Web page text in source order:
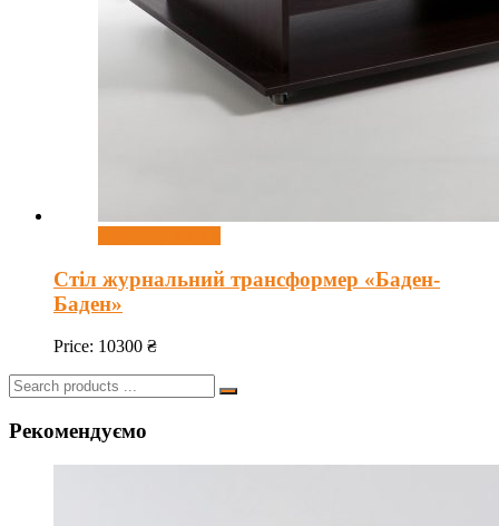
Стіл журнальний трансформер «Баден-
Баден»
Price: 10300 ₴
Search
for:
Рекомендуємо